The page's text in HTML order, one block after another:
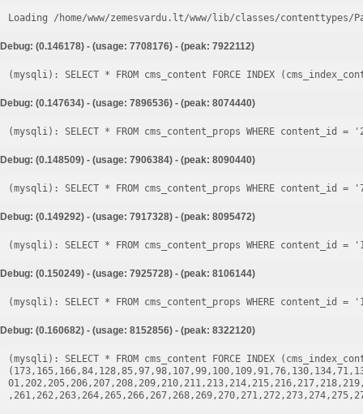
Loading /home/www/zemesvardu.lt/www/lib/classes/
Debug: (0.146178) - (usage: 7708176) - (peak: 7922112)
Debug: (0.147634) - (usage: 7896536) - (peak: 8074440)
Debug: (0.148509) - (usage: 7906384) - (peak: 8090440)
Debug: (0.149292) - (usage: 7917328) - (peak: 8095472)
Debug: (0.150249) - (usage: 7925728) - (peak: 8106144)
Debug: (0.160682) - (usage: 8152856) - (peak: 8322120)
(mysqli): SELECT * FROM cms_content FORCE INDEX